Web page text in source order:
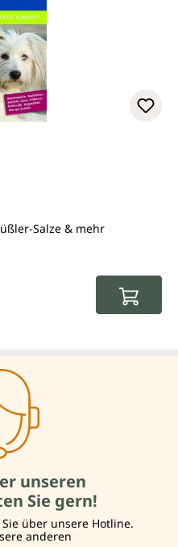
Salze & mehr
unseren
Sie gern!
über unsere Hotline.
anderen